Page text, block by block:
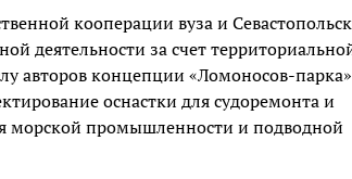
кооперации вуза и
деятельности за счет
авторов концепции «Ломоносов-
оснастки для судоремонта и
морской промышленности и подводной